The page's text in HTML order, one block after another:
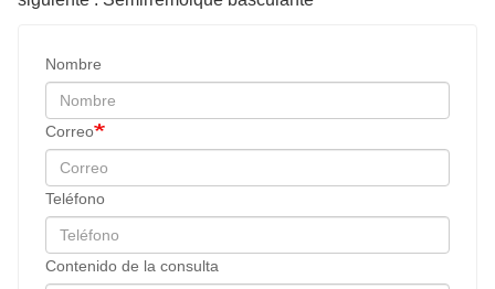
Nombre
Correo
Teléfono
Contenido de la consulta